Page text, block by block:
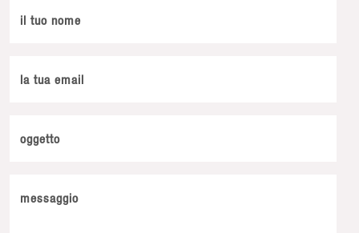
il tuo nome
la tua email
oggetto
messaggio